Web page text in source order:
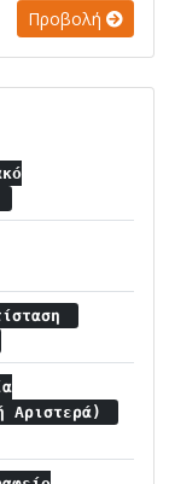
Προβολή
Αριστερά)